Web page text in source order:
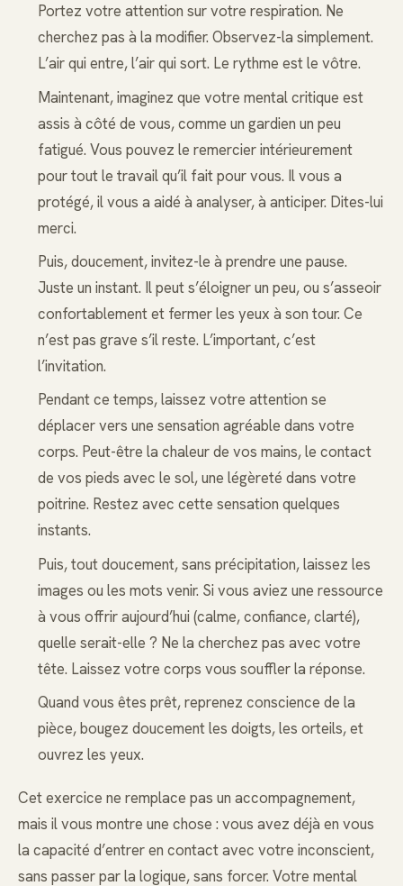
Portez votre attention sur votre respiration. Ne
cherchez pas à la modifier. Observez-la simplement.
L’air qui entre, l’air qui sort. Le rythme est le vôtre.
Maintenant, imaginez que votre mental critique est
assis à côté de vous, comme un gardien un peu
fatigué. Vous pouvez le remercier intérieurement
pour tout le travail qu’il fait pour vous. Il vous a
protégé, il vous a aidé à analyser, à anticiper. Dites-lui
merci.
Puis, doucement, invitez-le à prendre une pause.
Juste un instant. Il peut s’éloigner un peu, ou s’asseoir
confortablement et fermer les yeux à son tour. Ce
n’est pas grave s’il reste. L’important, c’est
l’invitation.
Pendant ce temps, laissez votre attention se
déplacer vers une sensation agréable dans votre
corps. Peut-être la chaleur de vos mains, le contact
de vos pieds avec le sol, une légèreté dans votre
poitrine. Restez avec cette sensation quelques
instants.
Puis, tout doucement, sans précipitation, laissez les
images ou les mots venir. Si vous aviez une ressource
à vous offrir aujourd’hui (calme, confiance, clarté),
quelle serait-elle ? Ne la cherchez pas avec votre
tête. Laissez votre corps vous souffler la réponse.
Quand vous êtes prêt, reprenez conscience de la
pièce, bougez doucement les doigts, les orteils, et
ouvrez les yeux.
Cet exercice ne remplace pas un accompagnement,
mais il vous montre une chose : vous avez déjà en vous
la capacité d’entrer en contact avec votre inconscient,
sans passer par la logique, sans forcer. Votre mental